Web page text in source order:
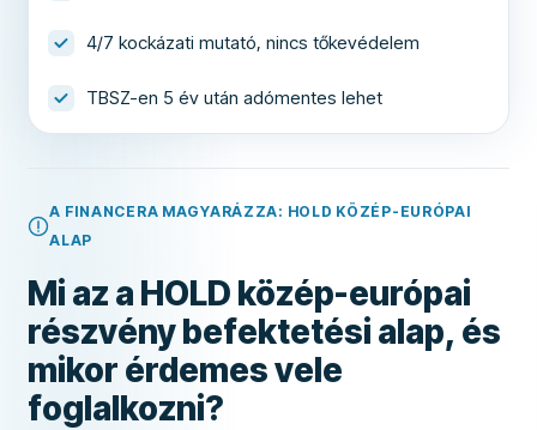
4/7 kockázati mutató, nincs tőkevédelem
TBSZ-en 5 év után adómentes lehet
A FINANCERA MAGYARÁZZA: HOLD KÖZÉP-EURÓPAI
ALAP
Mi az a HOLD közép-európai
részvény befektetési alap, és
mikor érdemes vele
foglalkozni?